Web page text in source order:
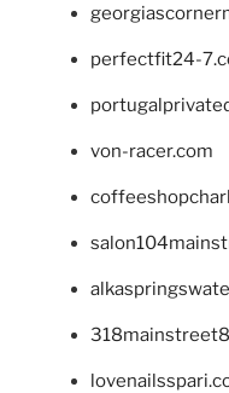
perfectfit24-
von-racer.com